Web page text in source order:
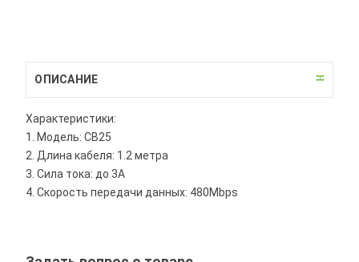
ОПИСАНИЕ
Характеристики:
1. Модель: CB25
2. Длина кабеля: 1.2 метра
3. Сила тока: до 3A
4. Скорость передачи данных: 480Mbps